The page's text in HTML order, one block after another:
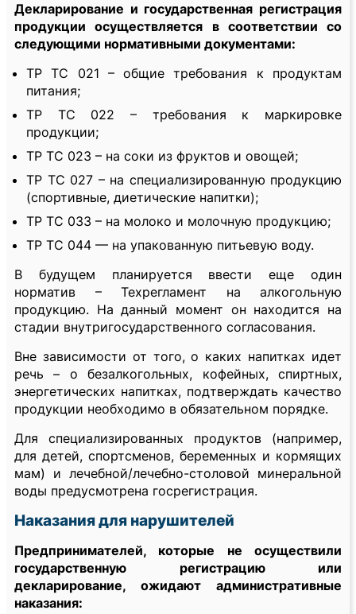
Декларирование и государственная регистрация
продукции осуществляется в соответствии со
следующими нормативными документами:
ТР ТС 021 – общие требования к продуктам
питания;
ТР ТС 022 – требования к маркировке
продукции;
ТР ТС 023 – на соки из фруктов и овощей;
ТР ТС 027 – на специализированную продукцию
(спортивные, диетические напитки);
ТР ТС 033 – на молоко и молочную продукцию;
ТР ТС 044 — на упакованную питьевую воду.
В будущем планируется ввести еще один
норматив – Техрегламент на алкогольную
продукцию. На данный момент он находится на
стадии внутригосударственного согласования.
Вне зависимости от того, о каких напитках идет
речь – о безалкогольных, кофейных, спиртных,
энергетических напитках, подтверждать качество
продукции необходимо в обязательном порядке.
Для специализированных продуктов (например,
для детей, спортсменов, беременных и кормящих
мам) и лечебной/лечебно-столовой минеральной
воды предусмотрена госрегистрация.
Наказания для нарушителей
Предпринимателей, которые не осуществили
государственную регистрацию или
декларирование, ожидают административные
наказания: